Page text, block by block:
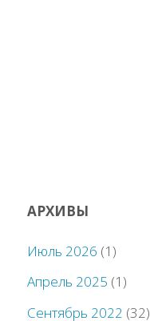
АРХИВЫ
Июль 2026 (1)
Апрель 2025 (1)
Сентябрь 2022 (32)